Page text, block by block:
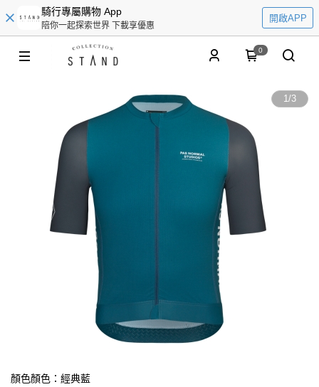
騎行專屬購物 App
陪你一起探索世界 下載享優惠
開啟APP
0
1/3
顏色顏色：經典藍